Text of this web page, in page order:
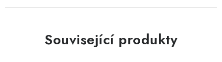
Související produkty